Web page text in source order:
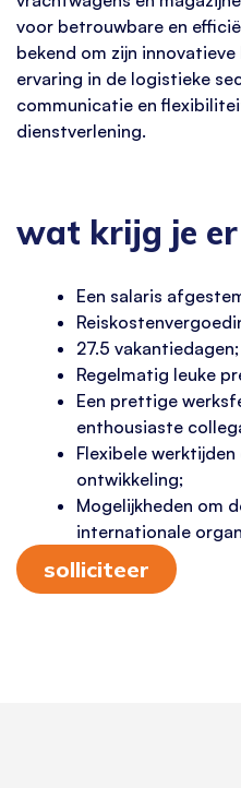
voor betrouwbare en
bekend om zijn
ervaring in de logistieke
communicatie en
dienstverlening.
wat krijg je
Een salaris
27.5 vakantiedagen;
Regelmatig leuke
Een prettige
enthousiaste
Flexibele
ontwikkeling;
Mogelijkheden om
internationale
solliciteer